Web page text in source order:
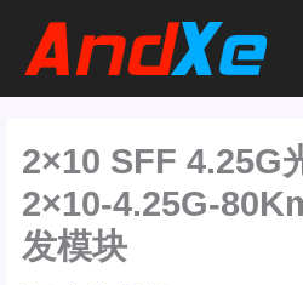
2×10 SFF 4.25G
2×10-4.25G-
发模块